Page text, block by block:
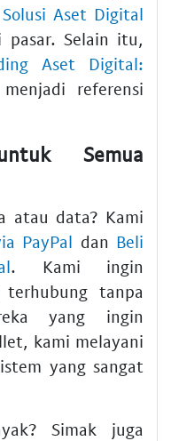
Solusi Aset Digital
pasar. Selain itu,
Aset Digital:
referensi
Semua
atau data? Kami
PayPal dan Beli
. Kami ingin
tanpa
yang ingin
kami melayani
yang sangat
Simak juga